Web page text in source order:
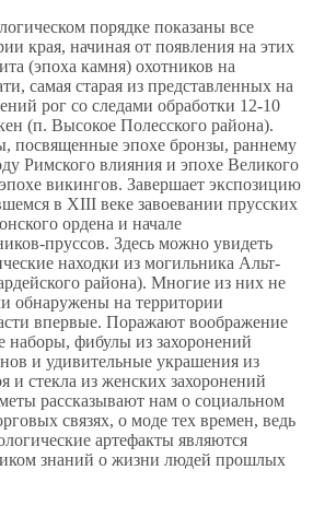
порядке показаны все
края, начиная от появления на этих
(эпоха камня) охотников на
самая старая из представленных на
рог со следами обработки 12-10
(п. Высокое Полесского района).
посвященные эпохе бронзы, раннему
Римского влияния и эпохе Великого
викингов. Завершает экспозицию
в XIII веке завоевании прусских
ордена и начале
пруссов. Здесь можно увидеть
находки из могильника Альт-
района). Многие из них не
обнаружены на территории
впервые. Поражают воображение
наборы, фибулы из захоронений
и удивительные украшения из
и стекла из женских захоронений
рассказывают нам о социальном
связях, о моде тех времен, ведь
артефакты являются
знаний о жизни людей прошлых